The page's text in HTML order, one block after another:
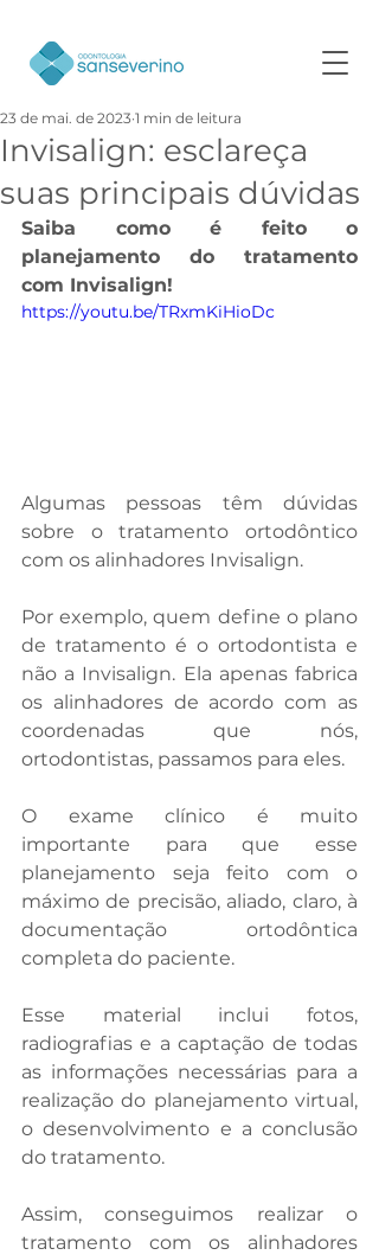
Invisalign: esclareça
suas principais dúvidas
23 de mai. de 2023 1 min de leitura
Saiba como é feito o
planejamento do tratamento
com Invisalign!
https://youtu.be/TRxmKiHioDc
Algumas pessoas têm dúvidas
sobre o tratamento ortodôntico
com os alinhadores Invisalign.
Por exemplo, quem define o plano
de tratamento é o ortodontista e
não a Invisalign. Ela apenas fabrica
os alinhadores de acordo com as
coordenadas que nós,
ortodontistas, passamos para eles.
O exame clínico é muito
importante para que esse
planejamento seja feito com o
máximo de precisão, aliado, claro, à
documentação ortodôntica
completa do paciente.
Esse material inclui fotos,
radiografias e a captação de todas
as informações necessárias para a
realização do planejamento virtual,
o desenvolvimento e a conclusão
do tratamento.
Assim, conseguimos realizar o
tratamento com os alinhadores